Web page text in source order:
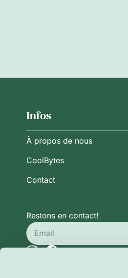
Infos
À propos de nous
CoolBytes
Contact
Restons en contact!